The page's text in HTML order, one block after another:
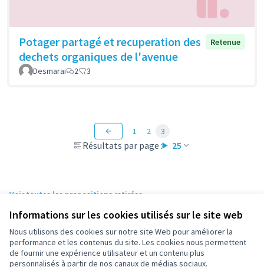
Informations sur les cookies utilisés sur le site web
Nous utilisons des cookies sur notre site Web pour améliorer la
performance et les contenus du site. Les cookies nous permettent
de fournir une expérience utilisateur et un contenu plus
personnalisés à partir de nos canaux de médias sociaux.
Potager partagé et recuperation des
dechets organiques de l'avenue
Retenue
Desmarai 2 3
Résultats par page : 25
1 2 3
Voir toutes les propositions retirées
Conditions d'utilisation
Paramètres des cookies
participez.nanterre.fr sur X
participez.nanterre.fr sur Facebook
participez.nanterre.fr sur Instagram
participez.nanterre.fr sur YouTube
participez.nanterre.fr sur GitHub